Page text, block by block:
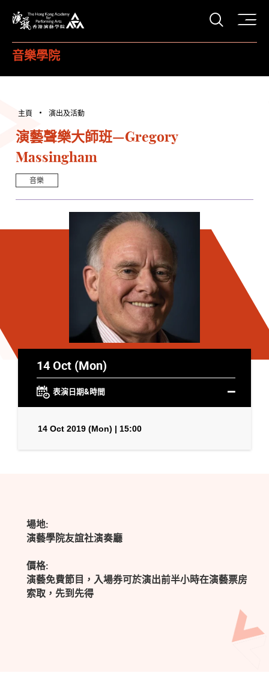
打開
音樂學院
主頁 演出及活動
演藝聲樂大師班—Gregory
Massingham
音樂
14 Oct (Mon)
表演日期&時間
14 Oct 2019 (Mon) | 15:00
場地:
演藝學院友誼社演奏廳
價格:
演藝免費節目，入場券可於演出前半小時在演藝票房
索取，先到先得